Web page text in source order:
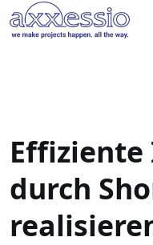
Effiziente
durch